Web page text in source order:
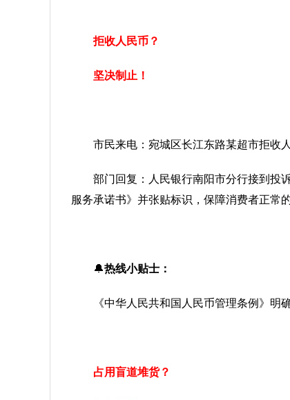
拒收人民币？
坚决制止！
市民来电：宛城区长江东路某超市拒收
部门回复：人民银行南阳市分行接到投
服务承诺书》并张贴标识，保障消费者正常
🔔热线小贴士：
《中华人民共和国人民币管理条例》明确
占用盲道堆货？